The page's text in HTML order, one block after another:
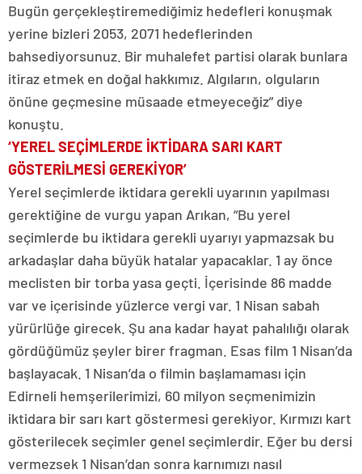
Bugün gerçekleştiremediğimiz hedefleri konuşmak
yerine bizleri 2053, 2071 hedeflerinden
bahsediyorsunuz. Bir muhalefet partisi olarak bunlara
itiraz etmek en doğal hakkımız. Algıların, olguların
önüne geçmesine müsaade etmeyeceğiz” diye
konuştu.
‘YEREL SEÇİMLERDE İKTİDARA SARI KART
GÖSTERİLMESİ GEREKİYOR’
Yerel seçimlerde iktidara gerekli uyarının yapılması
gerektiğine de vurgu yapan Arıkan, “Bu yerel
seçimlerde bu iktidara gerekli uyarıyı yapmazsak bu
arkadaşlar daha büyük hatalar yapacaklar. 1 ay önce
meclisten bir torba yasa geçti. İçerisinde 86 madde
var ve içerisinde yüzlerce vergi var. 1 Nisan sabah
yürürlüğe girecek. Şu ana kadar hayat pahalılığı olarak
gördüğümüz şeyler birer fragman. Esas film 1 Nisan’da
başlayacak. 1 Nisan’da o filmin başlamaması için
Edirneli hemşerilerimizi, 60 milyon seçmenimizin
iktidara bir sarı kart göstermesi gerekiyor. Kırmızı kart
gösterilecek seçimler genel seçimlerdir. Eğer bu dersi
vermezsek 1 Nisan’dan sonra karnımızı nasıl